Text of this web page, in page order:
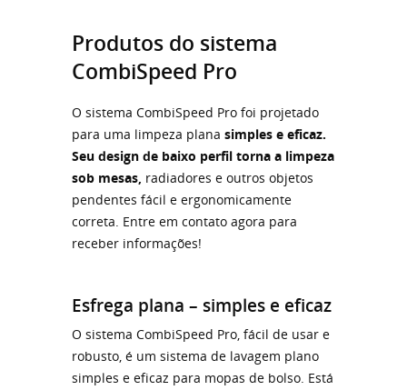
Produtos do sistema
CombiSpeed ​​Pro
O sistema CombiSpeed ​​​​Pro foi projetado
para uma limpeza plana simples e eficaz.
Seu design de baixo perfil torna a limpeza
sob mesas, radiadores e outros objetos
pendentes fácil e ergonomicamente
correta. Entre em contato agora para
receber informações!
Esfrega plana – simples e eficaz
O sistema CombiSpeed ​​​​Pro, fácil de usar e
robusto, é um sistema de lavagem plano
simples e eficaz para mopas de bolso. Está